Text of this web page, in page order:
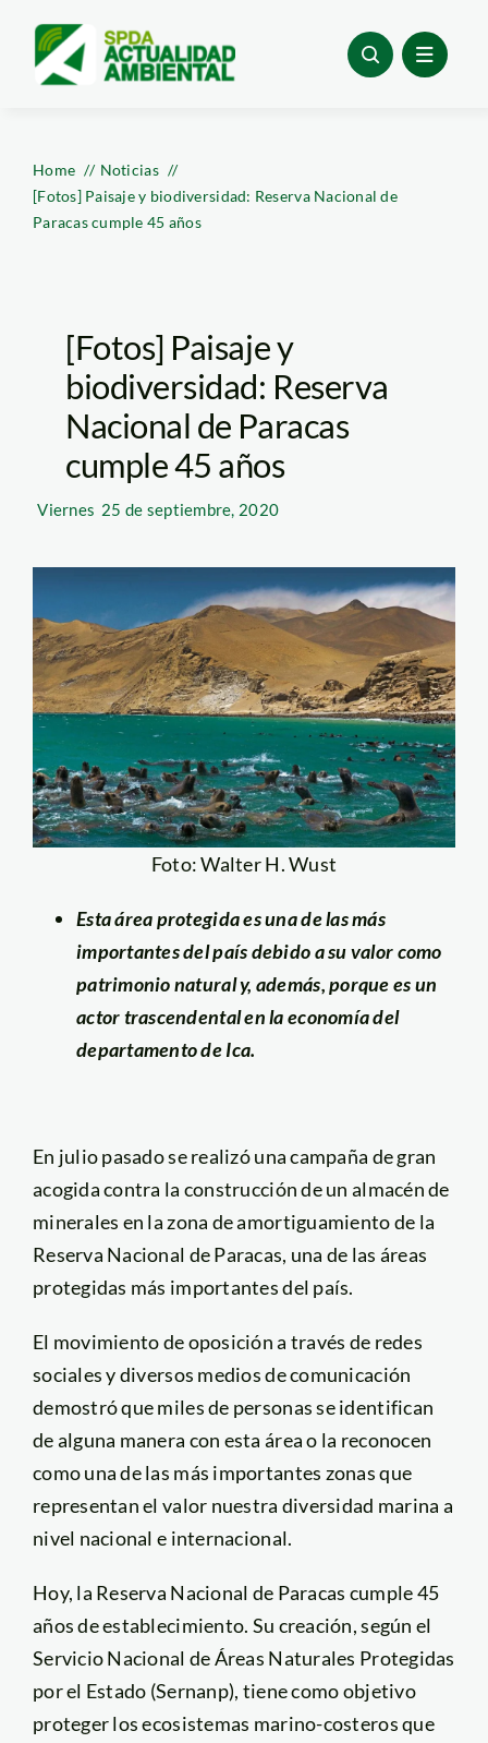
content
Home
Noticias
[Fotos] Paisaje y biodiversidad: Reserva Nacional de
Paracas cumple 45 años
[Fotos] Paisaje y
biodiversidad: Reserva
Nacional de Paracas
cumple 45 años
Viernes 25 de septiembre, 2020
Foto: Walter H. Wust
Esta área protegida es una de las más
importantes del país debido a su valor como
patrimonio natural y, además, porque es un
actor trascendental en la economía del
departamento de Ica.
En julio pasado se realizó una campaña de gran
acogida contra la construcción de un almacén de
minerales en la zona de amortiguamiento de la
Reserva Nacional de Paracas, una de las áreas
protegidas más importantes del país.
El movimiento de oposición a través de redes
sociales y diversos medios de comunicación
demostró que miles de personas se identifican
de alguna manera con esta área o la reconocen
como una de las más importantes zonas que
representan el valor nuestra diversidad marina a
nivel nacional e internacional.
Hoy, la Reserva Nacional de Paracas cumple 45
años de establecimiento. Su creación, según el
Servicio Nacional de Áreas Naturales Protegidas
por el Estado (Sernanp), tiene como objetivo
proteger los ecosistemas marino-costeros que